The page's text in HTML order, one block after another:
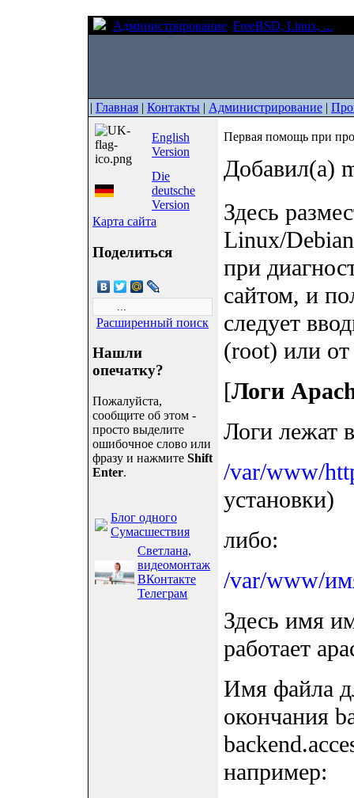
Администрирование FreeBSD, Linux, ...
| Главная | Контакты | Администрирование |
English
Version
Die
deutsche
Version
Карта сайта
Поделиться
Расширенный поиск
Нашли
опечатку?
Пожалуйста,
сообщите об этом -
просто выделите
ошибочное слово или
фразу и нажмите Shift
Enter.
Блог одного
Сумасшествия
Светлана,
видеомонтаж
ВКонтакте
Телеграм
Первая помощь при
Добавил(а)
Здесь
Linux/
при
сайтом, и
следует
(root) или от
[Логи
Логи лежат
/var/www/
установки)
либо:
/var/www/
Здесь имя
работает
Имя файла
окончания
например: